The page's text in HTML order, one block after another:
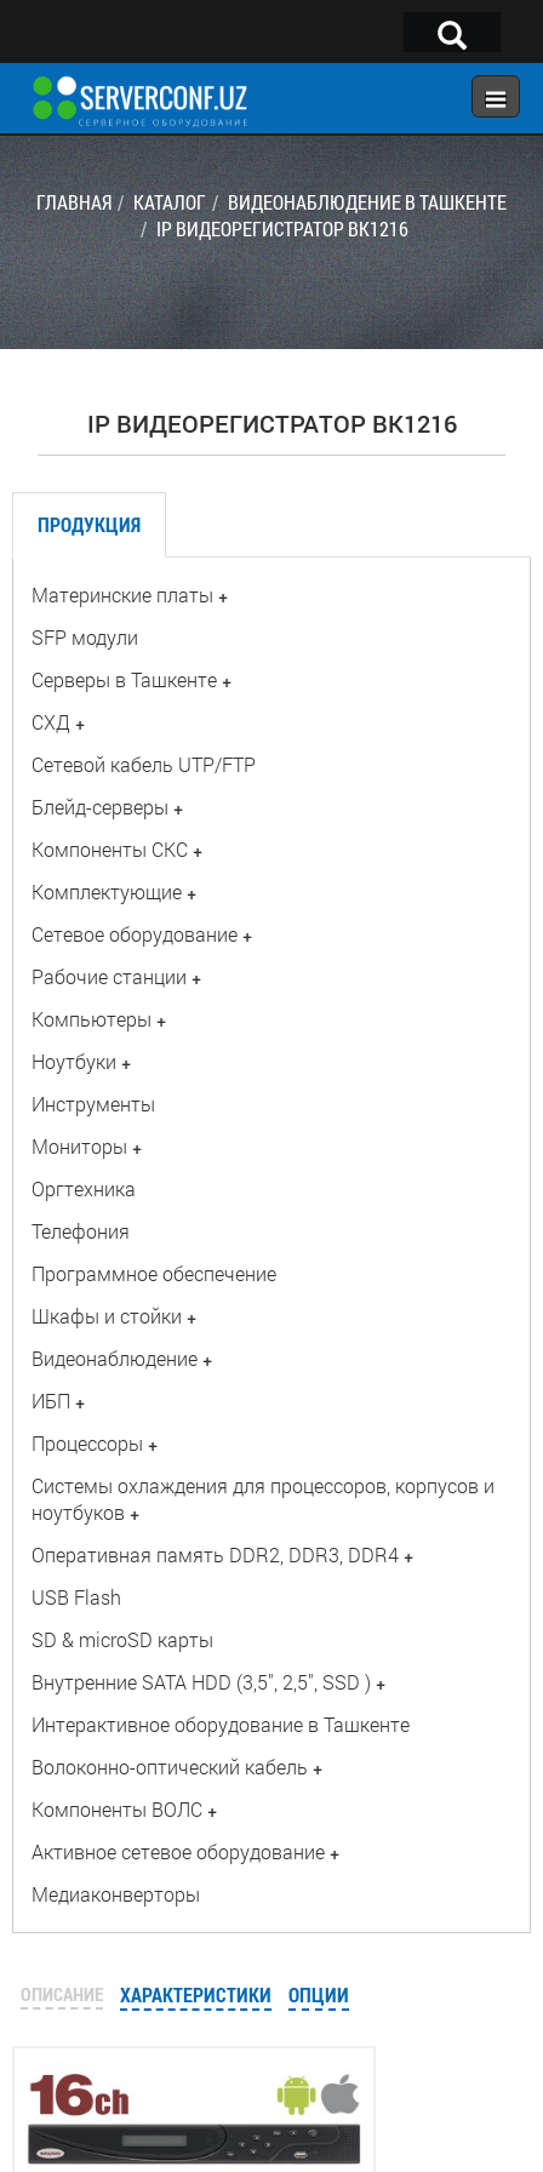
×
ГЛАВНАЯ
КОНФИГУРАТОР
КАТАЛОГ
Telegram:@serverconf_uz
Тел: (90) 932-18-00
ГЛАВНАЯ КАТАЛОГ
ВИДЕОНАБЛЮДЕНИЕ В ТАШКЕНТЕ
IP ВИДЕОРЕГИСТРАТОР BK1216
IP ВИДЕОРЕГИСТРАТОР BK1216
ПРОДУКЦИЯ
Материнские платы +
SFP модули
Серверы в Ташкенте +
СХД +
Сетевой кабель UTP/FTP
Блейд-серверы +
Компоненты СКС +
Комплектующие +
Сетевое оборудование +
Рабочие станции +
Компьютеры +
Ноутбуки +
Инструменты
Мониторы +
Оргтехника
Телефония
Программное обеспечение
Шкафы и стойки +
Видеонаблюдение +
ИБП +
Процессоры +
Системы охлаждения для процессоров, корпусов и
ноутбуков +
Оперативная память DDR2, DDR3, DDR4 +
USB Flash
SD & microSD карты
Внутренние SATA HDD (3,5", 2,5", SSD ) +
Интерактивное оборудование в Ташкенте
Волоконно-оптический кабель +
Компоненты ВОЛС +
Активное сетевое оборудование +
Медиаконверторы
ОПИСАНИЕ ХАРАКТЕРИСТИКИ ОПЦИИ